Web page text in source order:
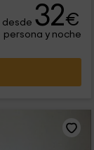
desde 32€
persona y noche